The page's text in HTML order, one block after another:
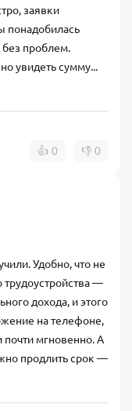
заявки
понадобилась
проблем.
увидеть сумму...
👍 0 👎 0
Удобно, что не
трудоустройства —
дохода, и этого
на телефоне,
почти мгновенно. А
продлить срок —